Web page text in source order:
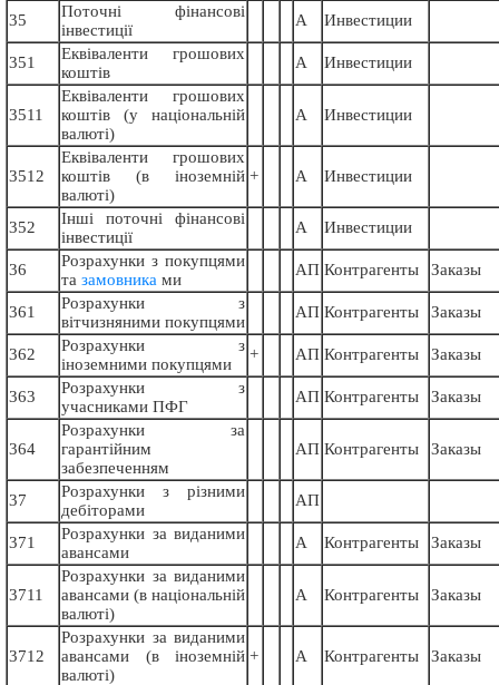
35
Поточні фінансові
інвестиції
А Инвестиции
351
Еквіваленти грошових
коштів
А Инвестиции
3511
Еквіваленти грошових
коштів (у національній
валюті)
А Инвестиции
3512
Еквіваленти грошових
коштів (в іноземній
валюті)
+ А Инвестиции
352
Інші поточні фінансові
інвестиції
А Инвестиции
36
Розрахунки з покупцями
та замовника ми
АП Контрагенты Заказы
361
Розрахунки з
вітчизняними покупцями
АП Контрагенты Заказы
362
Розрахунки з
іноземними покупцями
+ АП Контрагенты Заказы
363
Розрахунки з
учасниками ПФГ
АП Контрагенты Заказы
364
Розрахунки за
гарантійним
забезпеченням
АП Контрагенты Заказы
37
Розрахунки з різними
дебіторами
АП
371
Розрахунки за виданими
авансами
А Контрагенты Заказы
3711
Розрахунки за виданими
авансами (в національній
валюті)
А Контрагенты Заказы
3712
Розрахунки за виданими
авансами (в іноземній
валюті)
+ А Контрагенты Заказы